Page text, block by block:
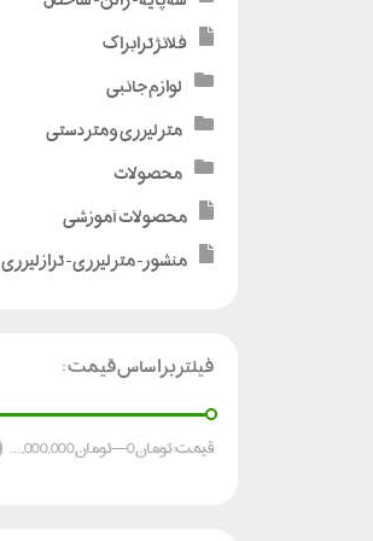
فلانژ ترابراک
لوازم جانبی
متر لیزری و متر دستی
محصولات
محصولات آموزشی
منشور - متر لیزری - تراز لیزری
فیلتر براساس قیمت :
قیمت:تومان 0 —تومان 1,950,000,000